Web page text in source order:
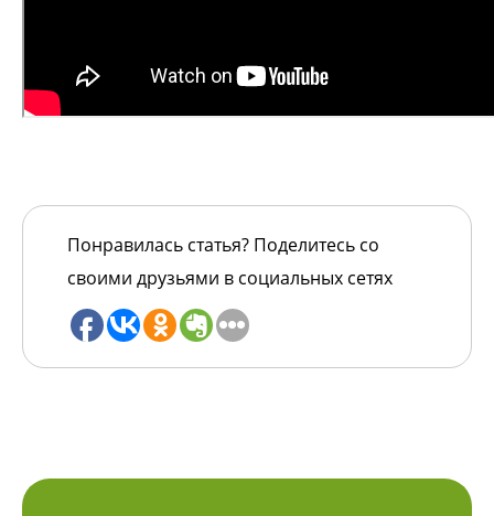
Понравилась статья? Поделитесь со
своими друзьями в социальных сетях